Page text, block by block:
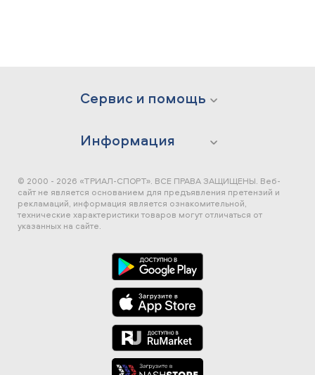
Сервис и помощь
Информация
© 2000 - 2026 «ТРИАЛ-СПОРТ». ВСЕ ПРАВА ЗАЩИЩЕНЫ. Веб-
сайт не является основанием для предъявления претензий и
рекламаций, информация является ознакомительной,
технические характеристики товаров могут отличаться от
указанных на сайте.